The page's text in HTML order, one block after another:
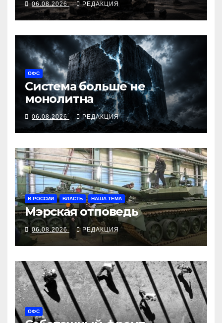
06.08.2026 РЕДАКЦИЯ
ОФС
Система больше не
монолитна
06.08.2026 РЕДАКЦИЯ
В РОССИИ ВЛАСТЬ НАША ТЕМА
Мэрская отповедь
06.08.2026 РЕДАКЦИЯ
ОФС